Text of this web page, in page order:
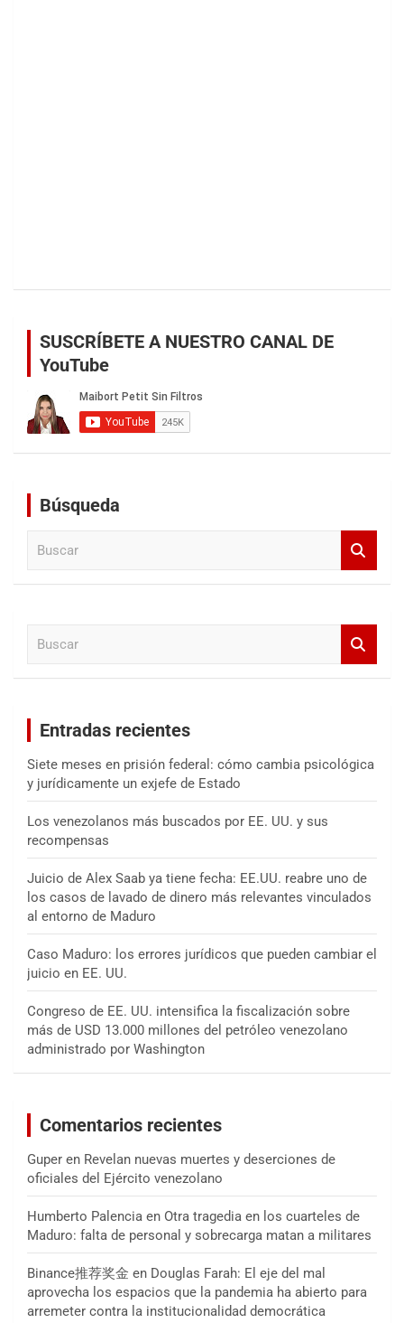
SUSCRÍBETE A NUESTRO CANAL DE
YouTube
Búsqueda
Entradas recientes
Siete meses en prisión federal: cómo cambia psicológica
y jurídicamente un exjefe de Estado
Los venezolanos más buscados por EE. UU. y sus
recompensas
Juicio de Alex Saab ya tiene fecha: EE.UU. reabre uno de
los casos de lavado de dinero más relevantes vinculados
al entorno de Maduro
Caso Maduro: los errores jurídicos que pueden cambiar el
juicio en EE. UU.
Congreso de EE. UU. intensifica la fiscalización sobre
más de USD 13.000 millones del petróleo venezolano
administrado por Washington
Comentarios recientes
Guper en Revelan nuevas muertes y deserciones de
oficiales del Ejército venezolano
Humberto Palencia en Otra tragedia en los cuarteles de
Maduro: falta de personal y sobrecarga matan a militares
Binance推荐奖金 en Douglas Farah: El eje del mal
aprovecha los espacios que la pandemia ha abierto para
arremeter contra la institucionalidad democrática